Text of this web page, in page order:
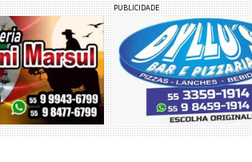
PUBLICIDADE